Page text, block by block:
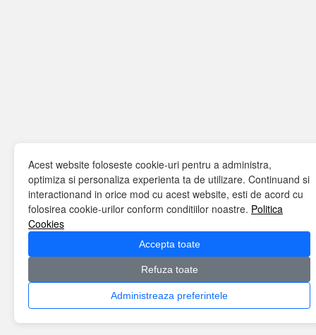
Acest website foloseste cookie-uri pentru a administra,
optimiza si personaliza experienta ta de utilizare. Continuand si
interactionand in orice mod cu acest website, esti de acord cu
folosirea cookie-urilor conform conditiilor noastre. Politica
Cookies
Accepta toate
Refuza toate
Administreaza preferintele